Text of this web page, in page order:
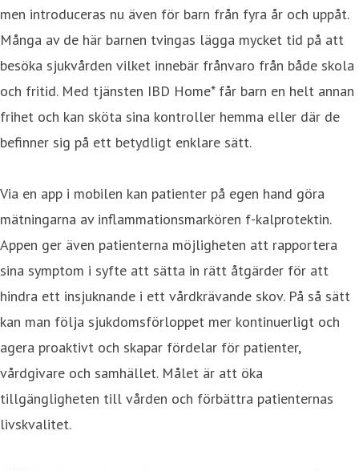
men introduceras nu även för barn från fyra år och uppåt.
Många av de här barnen tvingas lägga mycket tid på att
besöka sjukvården vilket innebär frånvaro från både skola
och fritid. Med tjänsten IBD Home* får barn en helt annan
frihet och kan sköta sina kontroller hemma eller där de
befinner sig på ett betydligt enklare sätt.
Via en app i mobilen kan patienter på egen hand göra
mätningarna av inflammationsmarkören f-kalprotektin.
Appen ger även patienterna möjligheten att rapportera
sina symptom i syfte att sätta in rätt åtgärder för att
hindra ett insjuknande i ett vårdkrävande skov. På så sätt
kan man följa sjukdomsförloppet mer kontinuerligt och
agera proaktivt och skapar fördelar för patienter,
vårdgivare och samhället. Målet är att öka
tillgängligheten till vården och förbättra patienternas
livskvalitet.